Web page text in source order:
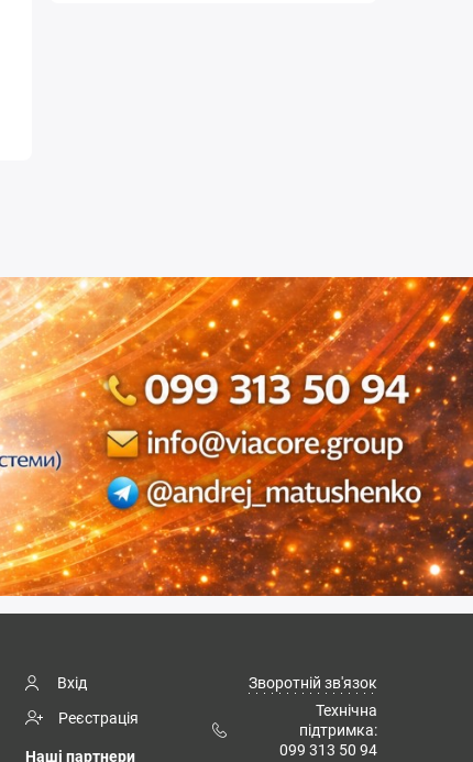
Вхід
Реєстрація
Наші партнери
Зворотній зв'язок
Технічна
підтримка:
099 313 50 94